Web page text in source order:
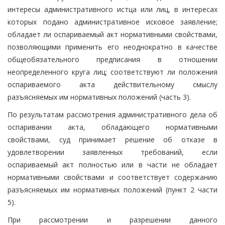
интересы административного истца или лиц, в интересах
которых подано административное исковое заявление;
обладает ли оспариваемый акт нормативными свойствами,
позволяющими применить его неоднократно в качестве
общеобязательного предписания в отношении
неопределенного круга лиц; соответствуют ли положения
оспариваемого акта действительному смыслу
разъясняемых им нормативных положений (часть 3).
По результатам рассмотрения административного дела об
оспаривании акта, обладающего нормативными
свойствами, суд принимает решение об отказе в
удовлетворении заявленных требований, если
оспариваемый акт полностью или в части не обладает
нормативными свойствами и соответствует содержанию
разъясняемых им нормативных положений (пункт 2 части
5).
При рассмотрении и разрешении данного